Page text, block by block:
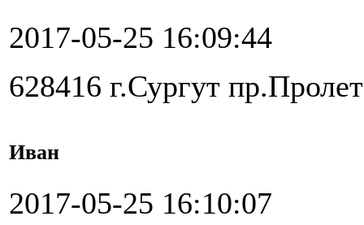
2017-05-25 16:09:44
628416 г.Сургут
Иван
2017-05-25 16:10:07